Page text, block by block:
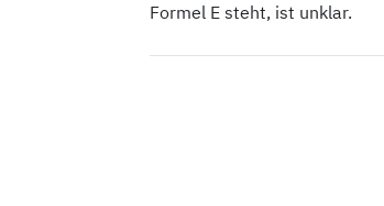
Formel E steht, ist unklar.